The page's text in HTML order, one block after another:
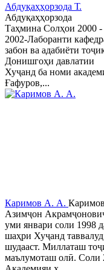
Абдуқаҳҳорзода Т.
Абдуқаҳҳорзода
Таҳмина Солҳои 2000 -
2002-Лаборанти
забон ва адабиёти
Донишгоҳи давлатии
Хуҷанд ба номи
Ғафуров,...
Каримов А. А. Каримов
Азимҷон
уми январи соли 1998
шаҳри Хуҷанд таввалуд
шудааст. Миллаташ
маълумоташ олӣ. Соли